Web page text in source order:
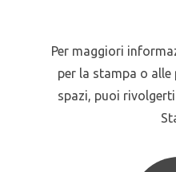
Per maggiori
per la stampa o
spazi, puoi